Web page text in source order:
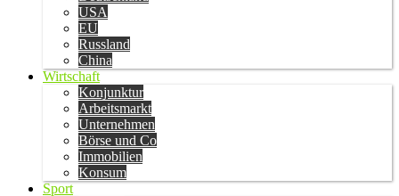
USA
EU
Russland
China
Wirtschaft
Konjunktur
Arbeitsmarkt
Unternehmen
Börse und Co
Immobilien
Konsum
Sport